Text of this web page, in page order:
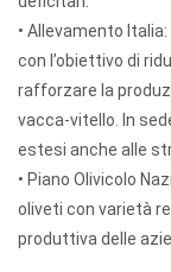
•⁠ ⁠Allevamento
con l’obiettivo di
rafforzare la
vacca-vitello. In
estesi anche alle
•⁠ ⁠Piano Olivicolo
oliveti con varietà
produttiva delle